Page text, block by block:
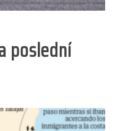
poslední